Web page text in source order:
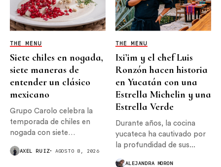
THE MENU
Siete chiles en nogada,
siete maneras de
entender un clásico
mexicano
Grupo Carolo celebra la
temporada de chiles en
nogada con siete
AXEL RUIZ AGOSTO 8, 2026
THE MENU
Ixi’im y el chef Luis
Ronzón hacen historia
en Yucatán con una
Estrella Michelin y una
Estrella Verde
Durante años, la cocina
yucateca ha cautivado por
la profundidad de sus...
ALEJANDRA MORON